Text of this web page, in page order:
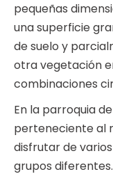
pequeñas
una superficie
de suelo y
otra vegetación
combinaciones
En la parroquia
perteneciente al
disfrutar de
grupos diferentes.